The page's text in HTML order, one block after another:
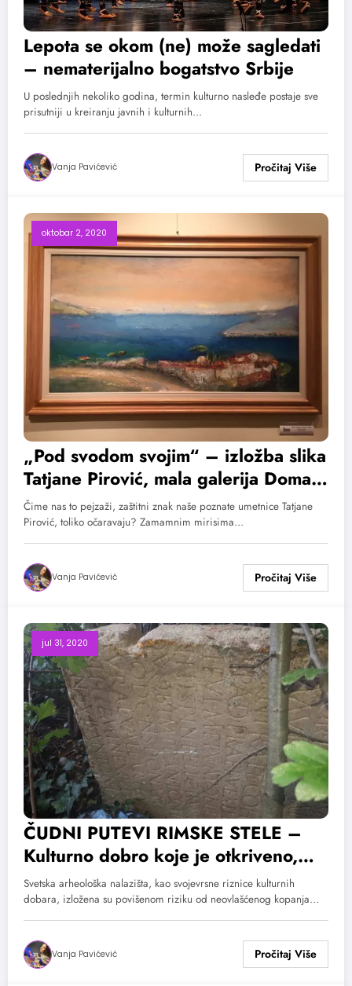
Lepota se okom (ne) može sagledati
– nematerijalno bogatstvo Srbije
U poslednjih nekoliko godina, termin kulturno nasleđe postaje sve
prisutniji u kreiranju javnih i kulturnih…
Vanja Pavićević
oktobar 2, 2020
„Pod svodom svojim“ – izložba slika
Tatjane Pirović, mala galerija Doma
Vojske Srbije, do 7. oktobra
Čime nas to pejzaži, zaštitni znak naše poznate umetnice Tatjane
Pirović, toliko očaravaju? Zamamnim mirisima…
Vanja Pavićević
jul 31, 2020
ČUDNI PUTEVI RIMSKE STELE –
Kulturno dobro koje je otkriveno,
ukradeno i pronađeno za svega 13
dana
Svetska arheološka nalazišta, kao svojevrsne riznice kulturnih
dobara, izložena su povišenom riziku od neovlašćenog kopanja…
Vanja Pavićević